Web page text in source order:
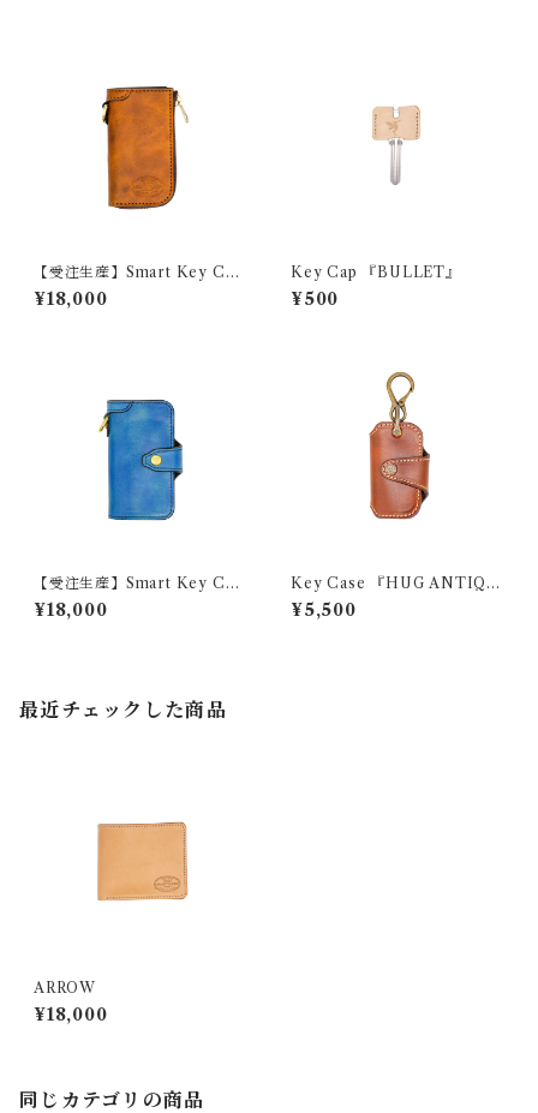
【受注生産】Smart Key Cas
e 『GROUND ANTIQUE』
¥18,000
Key Cap 『BULLET』
¥500
【受注生産】Smart Key Cas
e 『SWIFT』
¥18,000
Key Case 『HUG ANTIQU
E』
¥5,500
最近チェックした商品
ARROW
¥18,000
同じカテゴリの商品